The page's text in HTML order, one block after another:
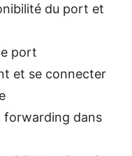
du port et
port
et se connecter
forwarding dans